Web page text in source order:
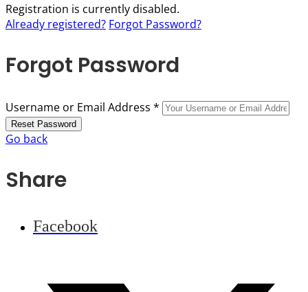
Registration is currently disabled.
Already registered? Forgot Password?
Forgot Password
Username or Email Address *
Go back
Share
Facebook